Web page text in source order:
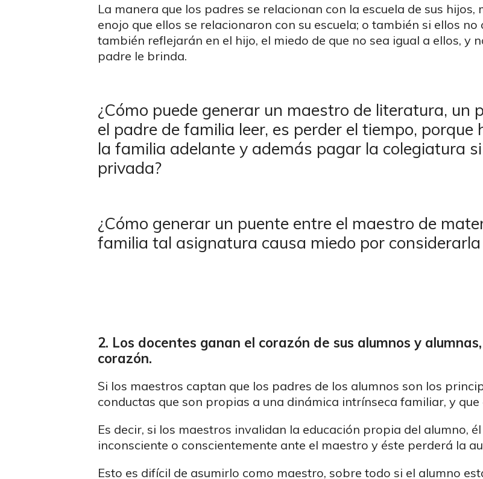
La manera que los padres se relacionan con la escuela de sus hijos,
enojo que ellos se relacionaron con su escuela; o también si ellos
también reflejarán en el hijo, el miedo de que no sea igual a ellos, y
padre le brinda.
¿Cómo puede generar un maestro de literatura, un
el padre de familia leer, es perder el tiempo,
la familia adelante y además pagar la colegiatura
privada?
¿Cómo generar un puente entre el maestro de
familia tal asignatura causa miedo por
2. Los docentes ganan el corazón de sus alumnos y
corazón.
Si los maestros captan que los padres de los alumnos son los
conductas que son propias a una dinámica intrínseca familiar, y
Es decir, si los maestros invalidan la educación propia del alumno,
inconsciente o conscientemente ante el maestro y éste perderá la
Esto es difícil de asumirlo como maestro, sobre todo si el alumno